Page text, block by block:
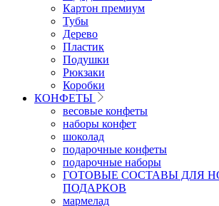
Картон премиум
Тубы
Дерево
Пластик
Подушки
Рюкзаки
Коробки
КОНФЕТЫ
весовые конфеты
наборы конфет
шоколад
подарочные конфеты
подарочные наборы
ГОТОВЫЕ СОСТАВЫ ДЛЯ
ПОДАРКОВ
мармелад